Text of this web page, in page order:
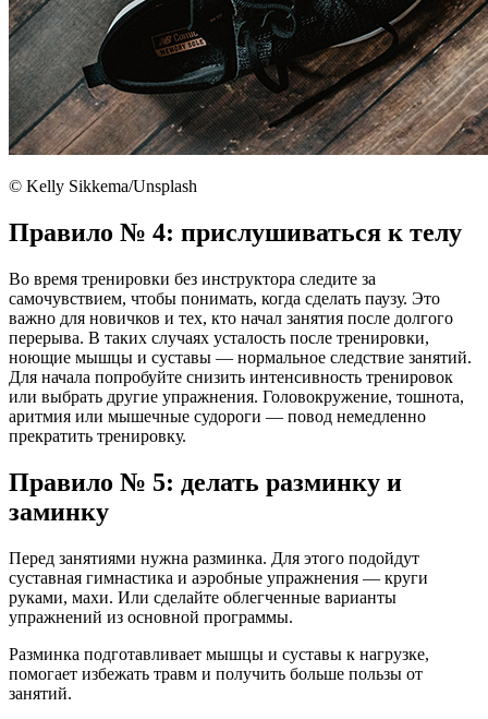
© Kelly Sikkema/Unsplash
Правило № 4: прислушиваться к телу
Во время тренировки без инструктора следите за
самочувствием, чтобы понимать, когда сделать паузу. Это
важно для новичков и тех, кто начал занятия после долгого
перерыва. В таких случаях усталость после тренировки,
ноющие мышцы и суставы — нормальное следствие занятий.
Для начала попробуйте снизить интенсивность тренировок
или выбрать другие упражнения. Головокружение, тошнота,
аритмия или мышечные судороги — повод немедленно
прекратить тренировку.
Правило № 5: делать разминку и
заминку
Перед занятиями нужна разминка. Для этого подойдут
суставная гимнастика и аэробные упражнения — круги
руками, махи. Или сделайте облегченные варианты
упражнений из основной программы.
Разминка подготавливает мышцы и суставы к нагрузке,
помогает избежать травм и получить больше пользы от
занятий.